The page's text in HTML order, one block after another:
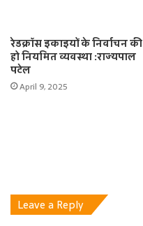
रेडक्रॉस इकाइयों के निर्वाचन की
हो नियमित व्यवस्था :राज्यपाल
पटेल
April 9, 2025
Leave a Reply